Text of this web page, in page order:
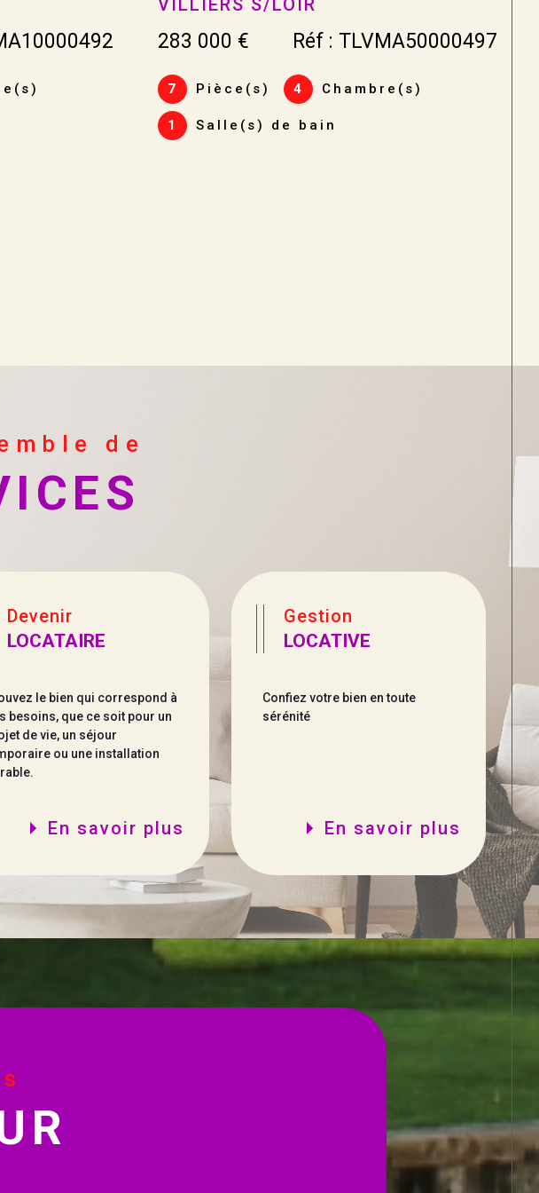
...
Réf : 1192
VENDÔME
449 000 € Réf : CCVPR40000165
7 Pièce(s) 5 Chambre(s)
1 Salle(s) de bain
de
Devenir
LOCATAIRE
le bien qui correspond à
besoins, que ce soit pour un
de vie, un séjour
ou une installation
En savoir plus
gestion
LOCATIVE
Confiez votre bien en toute
sérénité
En savoir plus